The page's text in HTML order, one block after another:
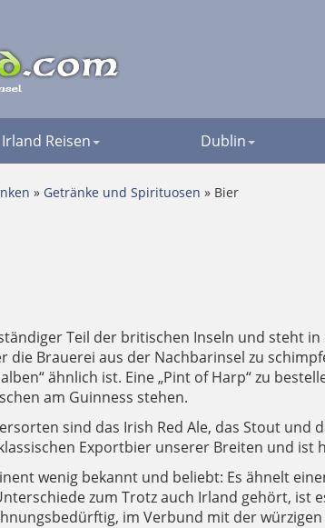
Irland Reisen Dublin
» Getränke und Spirituosen » Bier
Teil der britischen Inseln und steht
die Brauerei aus der Nachbarinsel zu
ähnlich ist. Eine „Pint of Harp“ zu
am Guinness stehen.
sind das Irish Red Ale, das Stout und
Exportbier unserer Breiten und ist
wenig bekannt und beliebt: Es ähnelt
zum Trotz auch Irland gehört, ist
im Verbund mit der